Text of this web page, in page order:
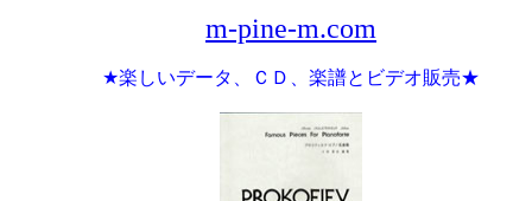
m-pine-m.com
★楽しいデータ、ＣＤ、楽譜とビデオ販売★